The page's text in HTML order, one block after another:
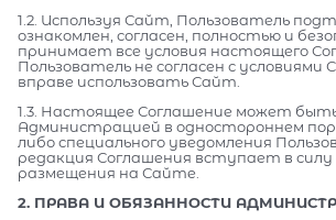
1.2. Используя Сайт, Пользователь
ознакомлен, согласен, полностью и
принимает все условия настоящего
Пользователь не согласен с условиями
вправе использовать Сайт.
1.3. Настоящее Соглашение может
Администрацией в одностороннем
либо специального уведомления
редакция Соглашения вступает в
размещения на Сайте.
2. ПРАВА И ОБЯЗАННОСТИ